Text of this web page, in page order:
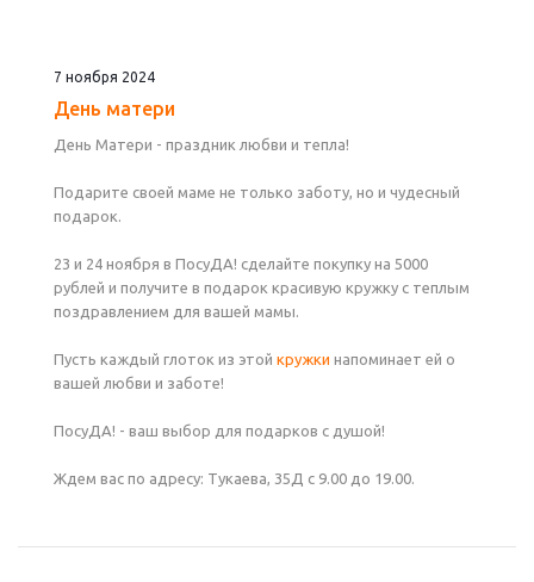
7 ноября 2024
День матери
День Матери - праздник любви и тепла!
Подарите своей маме не только заботу, но и чудесный
подарок.
23 и 24 ноября в ПосуДА! сделайте покупку на 5000
рублей и получите в подарок красивую кружку с теплым
поздравлением для вашей мамы.
Пусть каждый глоток из этой кружки напоминает ей о
вашей любви и заботе!
ПосуДА! - ваш выбор для подарков с душой!
Ждем вас по адресу: Тукаева, 35Д с 9.00 до 19.00.